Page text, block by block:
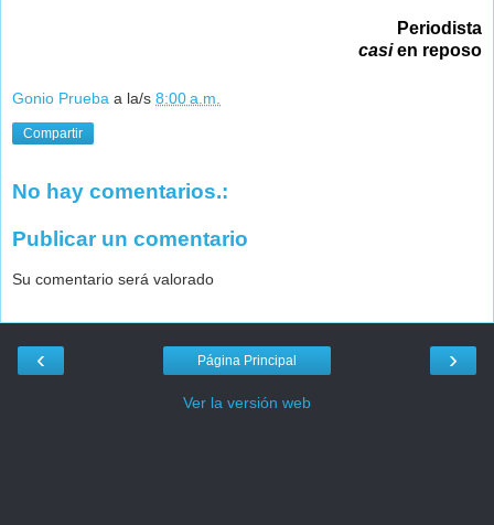
Periodista
casien reposo
Gonio Prueba a la/s 8:00 a.m.
Compartir
No hay comentarios.:
Publicar un comentario
Su comentario será valorado
‹ ›
Página Principal
Ver la versión web